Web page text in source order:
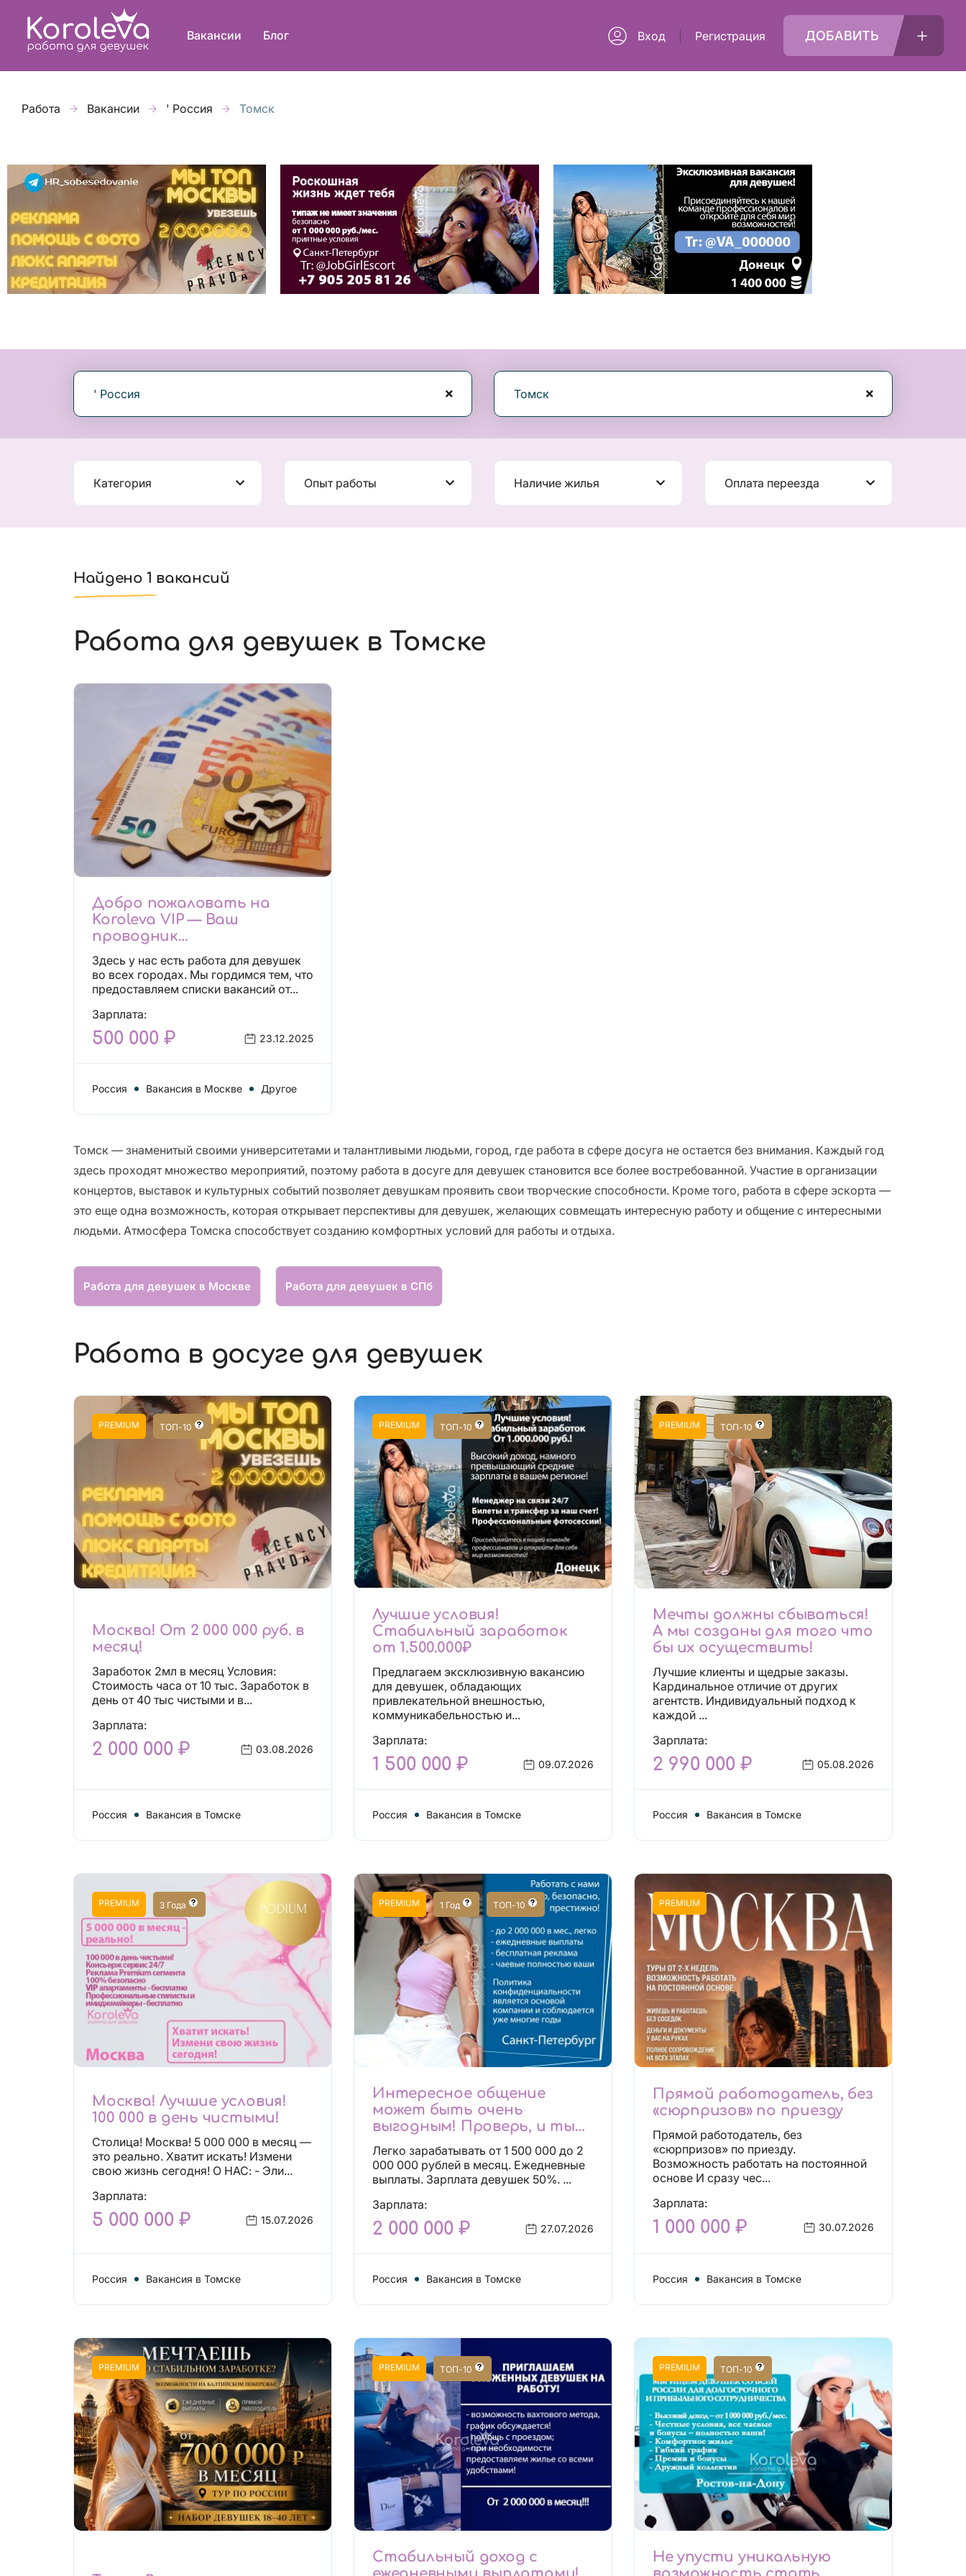
Вакансии Блог Вход Регистрация ДОБАВИТЬ
Работа Вакансии ' Россия Томск
' Россия Томск
Категория Опыт работы Наличие жилья Оплата переезда
Найдено 1 вакансий
Работа для девушек в Томске
Добро пожаловать на
Koroleva VIP — Ваш
проводник
высокооплачиваемых
вакансий!
Здесь у нас есть работа для девушек
во всех городах. Мы гордимся тем, что
предоставляем списки вакансий от...
Зарплата:
500 000 ₽ 23.12.2025
Россия Вакансия в Москве Другое
Томск — знаменитый своими университетами и талантливыми людьми, город, где работа в сфере досуга не остается без внимания. Каждый год
здесь проходят множество мероприятий, поэтому работа в досуге для девушек становится все более востребованной. Участие в организации
концертов, выставок и культурных событий позволяет девушкам проявить свои творческие способности. Кроме того, работа в сфере эскорта —
это еще одна возможность, которая открывает перспективы для девушек, желающих совмещать интересную работу и общение с интересными
людьми. Атмосфера Томска способствует созданию комфортных условий для работы и отдыха.
Работа для девушек в Москве Работа для девушек в СПб
Работа в досуге для девушек
PREMIUM ТОП-10
Москва! От 2 000 000 руб. в
месяц!
Заработок 2мл в месяц Условия:
Стоимость часа от 10 тыс. Заработок в
день от 40 тыс чистыми и в...
Зарплата:
2 000 000 ₽ 03.08.2026
Россия Вакансия в Томске
PREMIUM ТОП-10
Лучшие условия!
Стабильный заработок
от 1.500.000₽
Предлагаем эксклюзивную вакансию
для девушек, обладающих
привлекательной внешностью,
коммуникабельностью и...
Зарплата:
1 500 000 ₽ 09.07.2026
Россия Вакансия в Томске
PREMIUM ТОП-10
Мечты должны сбываться!
А мы созданы для того что
бы их осуществить!
Лучшие клиенты и щедрые заказы.
Кардинальное отличие от других
агентств. Индивидуальный подход к
каждой ...
Зарплата:
2 990 000 ₽ 05.08.2026
Россия Вакансия в Томске
PREMIUM 3 Года
Москва! Лучшие условия!
100 000 в день чистыми!
Столица! Москва! 5 000 000 в месяц —
это реально. Хватит искать! Измени
свою жизнь сегодня! О НАС: - Эли...
Зарплата:
5 000 000 ₽ 15.07.2026
Россия Вакансия в Томске
PREMIUM 1 Год ТОП-10
Интересное общение
может быть очень
выгодным! Проверь, и ты
не пожалеешь! 2 000 000₽
Легко зарабатывать от 1 500 000 до 2
000 000 рублей в месяц. Ежедневные
выплаты. Зарплата девушек 50%. ...
Зарплата:
2 000 000 ₽ 27.07.2026
Россия Вакансия в Томске
PREMIUM
Прямой работодатель, без
«сюрпризов» по приезду
Прямой работодатель, без
«сюрпризов» по приезду.
Возможность работать на постоянной
основе И сразу чес...
Зарплата:
1 000 000 ₽ 30.07.2026
Россия Вакансия в Томске
PREMIUM PREMIUM ТОП-10
Стабильный доход с
PREMIUM ТОП-10
Не упусти уникальную